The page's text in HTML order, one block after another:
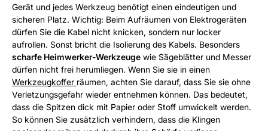
Gerät und jedes Werkzeug benötigt einen eindeutigen und
sicheren Platz. Wichtig: Beim Aufräumen von Elektrogeräten
dürfen Sie die Kabel nicht knicken, sondern nur locker
aufrollen. Sonst bricht die Isolierung des Kabels. Besonders
scharfe Heimwerker-Werkzeuge wie Sägeblätter und Messer
dürfen nicht frei herumliegen. Wenn Sie sie in einen
Werkzeugkoffer räumen, achten Sie darauf, dass Sie sie ohne
Verletzungsgefahr wieder entnehmen können. Das bedeutet,
dass die Spitzen dick mit Papier oder Stoff umwickelt werden.
So können Sie zusätzlich verhindern, dass die Klingen